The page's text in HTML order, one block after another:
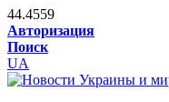
44.4559
Авторизация
Поиск
UA